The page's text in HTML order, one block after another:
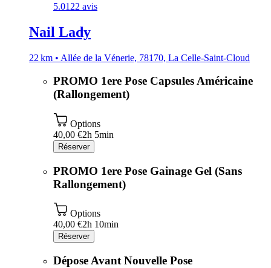
5.0122 avis
Nail Lady
22 km • Allée de la Vénerie, 78170, La Celle-Saint-Cloud
PROMO 1ere Pose Capsules Américaine
(Rallongement)
Options
40,00 €2h 5min
Réserver
PROMO 1ere Pose Gainage Gel (Sans
Rallongement)
Options
40,00 €2h 10min
Réserver
Dépose Avant Nouvelle Pose